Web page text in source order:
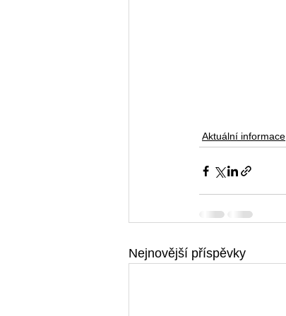
Aktuální informace
Nejnovější příspěvky